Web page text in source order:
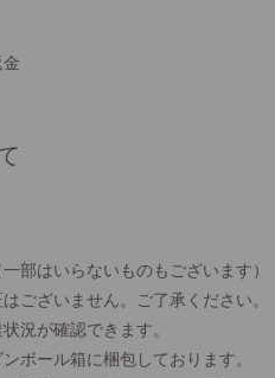
部はいらないものもございます）
ございません。ご了承ください。
況が確認できます。
ボール箱に梱包しております。